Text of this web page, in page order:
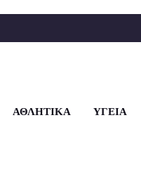
ΑΘΛΗΤΙΚΑ ΥΓΕΙΑ